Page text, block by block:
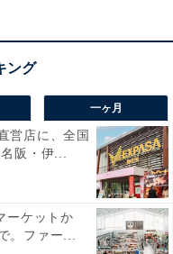
一ヶ月
営店に、全国
阪・伊...
ーケットか
。ファー...